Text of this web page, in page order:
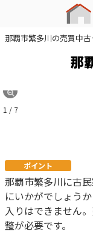
那覇市繁多川の売買中
那
1 / 7
ポイント
那覇市繁多川に古
にいかがでしょう
入りはできません
整が必要です。